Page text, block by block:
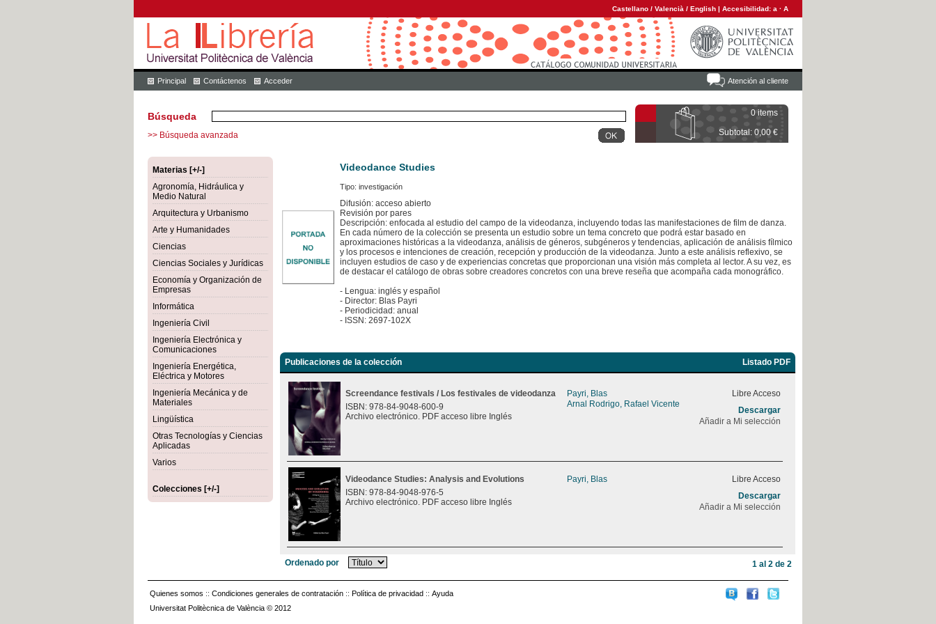
Castellano / Valencià / English | Accesibilidad: a · A
Atención al cliente
Principal Contáctenos Acceder
0 items
Subtotal: 0,00 €
Búsqueda
>> Búsqueda avanzada
Materias [+/-]
Agronomía, Hidráulica y
Medio Natural
Arquitectura y Urbanismo
Arte y Humanidades
Ciencias
Ciencias Sociales y Jurídicas
Economía y Organización de
Empresas
Informática
Ingeniería Civil
Ingeniería Electrónica y
Comunicaciones
Ingeniería Energética,
Eléctrica y Motores
Ingeniería Mecánica y de
Materiales
Lingüística
Otras Tecnologías y Ciencias
Aplicadas
Varios
Colecciones [+/-]
Videodance Studies
Tipo: investigación
Difusión: acceso abierto
Revisión por pares
Descripción: enfocada al estudio del campo de la videodanza, incluyendo todas las manifestaciones de film de danza.
En cada número de la colección se presenta un estudio sobre un tema concreto que podrá estar basado en
aproximaciones históricas a la videodanza, análisis de géneros, subgéneros y tendencias, aplicación de análisis fílmico
y los procesos e intenciones de creación, recepción y producción de la videodanza. Junto a este análisis reflexivo, se
incluyen estudios de caso y de experiencias concretas que proporcionan una visión más completa al lector. A su vez, es
de destacar el catálogo de obras sobre creadores concretos con una breve reseña que acompaña cada monográfico.
- Lengua: inglés y español
- Director: Blas Payri
- Periodicidad: anual
- ISSN: 2697-102X
Publicaciones de la colección Listado PDF
Screendance festivals / Los festivales de videodanza
ISBN: 978-84-9048-600-9
Archivo electrónico. PDF acceso libre Inglés
Payri, Blas
Arnal Rodrigo, Rafael Vicente
Libre Acceso
Descargar
Añadir a Mi selección
Videodance Studies: Analysis and Evolutions
ISBN: 978-84-9048-976-5
Archivo electrónico. PDF acceso libre Inglés
Payri, Blas
Libre Acceso
Descargar
Añadir a Mi selección
Ordenado por 1 al 2 de 2
Quienes somos :: Condiciones generales de contratación :: Política de privacidad :: Ayuda
Universitat Politècnica de València © 2012